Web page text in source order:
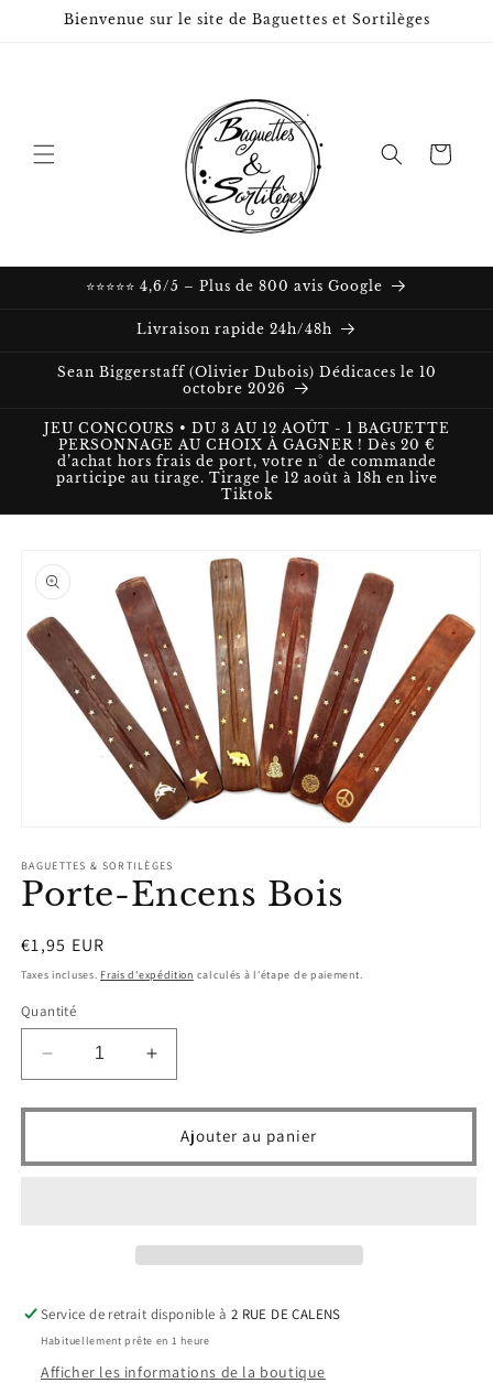
et passer
Bienvenue sur le site de Baguettes et Sortilèges
Panier
⭐⭐⭐⭐⭐ 4,6/5 – Plus de 800 avis Google
Livraison rapide 24h/48h
Sean Biggerstaff (Olivier Dubois) Dédicaces le 10
octobre 2026
JEU CONCOURS • DU 3 AU 12 AOÛT - 1 BAGUETTE
PERSONNAGE AU CHOIX À GAGNER ! Dès 20 €
d’achat hors frais de port, votre n° de commande
participe au tirage. Tirage le 12 août à 18h en live
Tiktok
informations
produits
média
1
dans
modale
BAGUETTES & SORTILÈGES
Porte-Encens Bois
Prix
habituel
€1,95 EUR
Taxes incluses. Frais d'expédition calculés à l'étape de paiement.
Quantité
Réduire
la
quantité
Augmenter
la
quantité
Ajouter au panier
Service de retrait disponible à 2 RUE DE CALENS
Habituellement prête en 1 heure
Afficher les informations de la boutique